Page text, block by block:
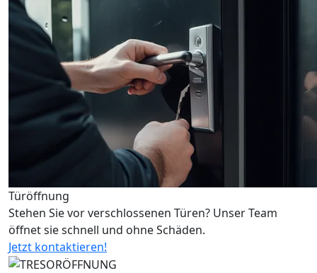
Türöffnung
Stehen Sie vor verschlossenen Türen? Unser Team
öffnet sie schnell und ohne Schäden.
Jetzt kontaktieren!